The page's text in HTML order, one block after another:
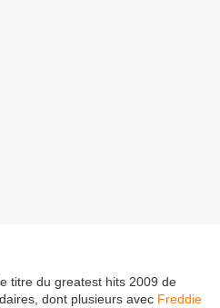
titre du greatest hits 2009 de
dont plusieurs avec Freddie